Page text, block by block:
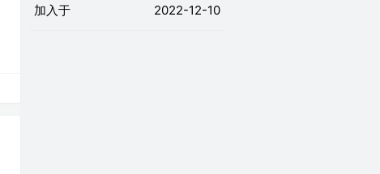
加入于 2022-12-10